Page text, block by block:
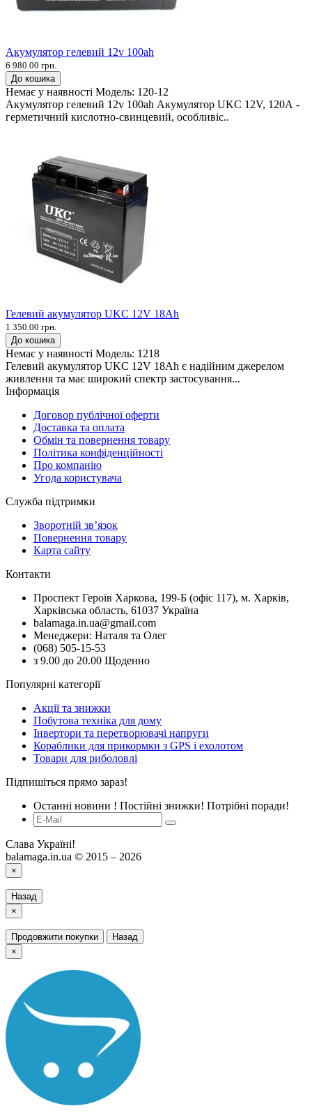
Акумулятор гелевий 12v 100ah
6 980.00 грн.
До кошика
Немає у наявності Модель: 120-12
Акумулятор гелевий 12v 100ah Акумулятор UKC 12V, 120А -
герметичний кислотно-свинцевий, особливіс..
Гелевий акумулятор UKC 12V 18Ah
1 350.00 грн.
До кошика
Немає у наявності Модель: 1218
Гелевий акумулятор UKC 12V 18Ah є надійним джерелом
живлення та має широкий спектр застосування...
Інформація
Договор публічної оферти
Доставка та оплата
Обмін та повернення товару
Політика конфіденційності
Про компанію
Угода користувача
Служба підтримки
Зворотній зв’язок
Повернення товару
Карта сайту
Контакти
Проспект Героїв Харкова, 199-Б (офіс 117), м. Харків,
Харківська область, 61037 Україна
balamaga.in.ua@gmail.com
Менеджери: Наталя та Олег
(068) 505-15-53
з 9.00 до 20.00 Щоденно
Популярні категорії
Акції та знижки
Побутова техніка для дому
Інвертори та перетворювачі напруги
Кораблики для прикормки з GPS і ехолотом
Товари для риболовлі
Підпишіться прямо зараз!
Останні новини ! Постійні знижки! Потрібні поради!
Слава Україні!
balamaga.in.ua © 2015 – 2026
×
Назад
×
Продовжити покупки
Назад
×